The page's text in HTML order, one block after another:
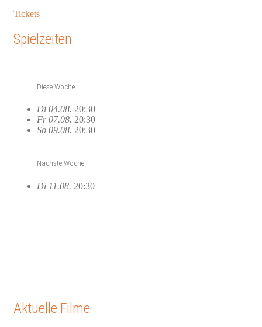
Tickets
Spielzeiten
Diese Woche
Di 04.08. 20:30
Fr 07.08. 20:30
So 09.08. 20:30
Nächste Woche
Di 11.08. 20:30
Aktuelle Filme